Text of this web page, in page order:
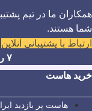
همکاران ما در تیم
شما هستند.
ارتباط با پشتیبانی آنلاین
۷ روز هفته × ۲۴ ساعت روز
خرید هاست
هاست پر بازدید